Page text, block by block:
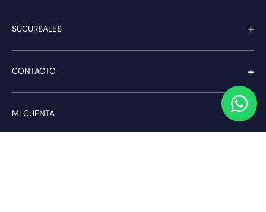
SUCURSALES +
CONTACTO +
MI CUENTA +